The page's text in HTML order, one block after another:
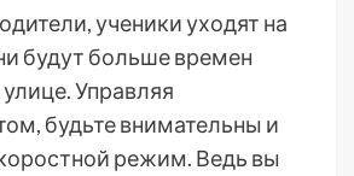
ученики уходят на
будут больше времен
Управляя
будьте внимательны и
режим. Ведь вы